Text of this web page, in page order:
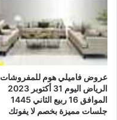
عروض فاميلي هوم للمفروشات
الرياض اليوم 31 أكتوبر 2023
الموافق 16 ربيع الثاني 1445
جلسات مميزة بخصم لا يفوتك